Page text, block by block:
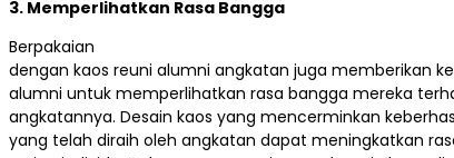
3. Memperlihatkan Rasa Bangga
Berpakaian
dengan kaos reuni alumni angkatan juga memberikan
alumni untuk memperlihatkan rasa bangga mereka
angkatannya. Desain kaos yang mencerminkan
yang telah diraih oleh angkatan dapat meningkatkan